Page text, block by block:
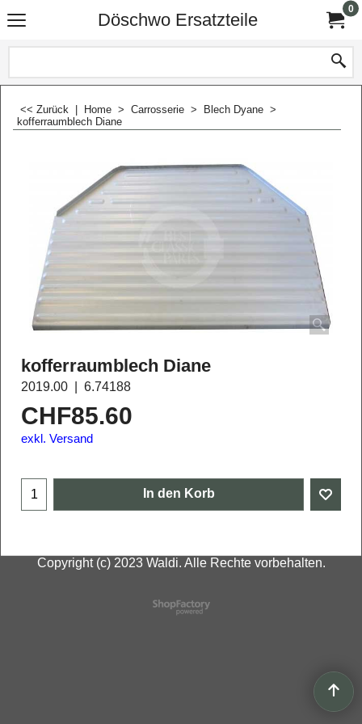
Döschwo Ersatzteile
0
<< Zurück Home > Carrosserie > Blech Dyane >
kofferraumblech Diane
kofferraumblech Diane
2019.00 6.74188
CHF85.60
exkl. Versand
In den Korb
Copyright (c) 2023 Waldi. Alle Rechte vorbehalten.
WebShop erstellt mit
ShopFactory Shop